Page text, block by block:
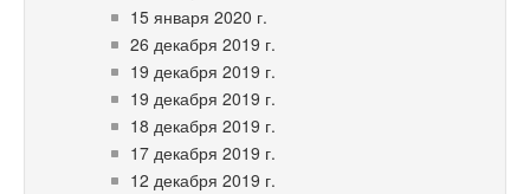
15 января 2020 г.
26 декабря 2019 г.
19 декабря 2019 г.
19 декабря 2019 г.
18 декабря 2019 г.
17 декабря 2019 г.
12 декабря 2019 г.